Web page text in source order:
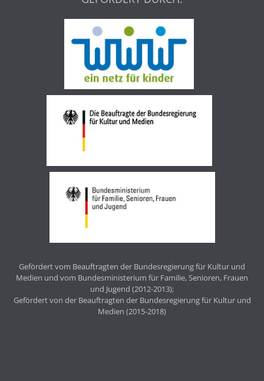
Gefördert vom Beauftragten der Bundesregierung für Kultur und
Medien und vom Bundesministerium für Familie, Senioren, Frauen
und Jugend (2012-2013);
Gefördert von der Beauftragten der Bundesregierung für Kultur und
Medien (2015-2018)